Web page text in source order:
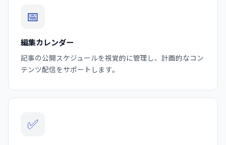
📅
編集カレンダー
記事の公開スケジュールを視覚的に管理し、計画的なコン
テンツ配信をサポートします。
✅